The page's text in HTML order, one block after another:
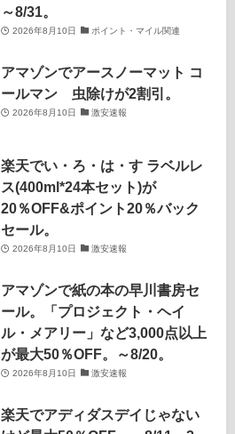
～8/31。
2026年8月10日 ポイント・マイル関連
アマゾンでアースノーマット コ
ールマン 虫除けが2割引。
2026年8月10日 激安速報
楽天でい・ろ・は・す ラベルレ
ス(400ml*24本セット)が
20％OFF&ポイント20％バック
セール。
2026年8月10日 激安速報
アマゾンで紙の本の早川書房セ
ール。「プロジェクト・ヘイ
ル・メアリー」など3,000点以上
が最大50％OFF。～8/20。
2026年8月10日 激安速報
楽天でアディダスデイじゃない